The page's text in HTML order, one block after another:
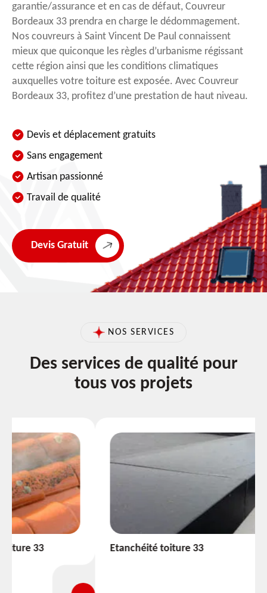
garantie/assurance et en cas de défaut, Couvreur
Bordeaux 33 prendra en charge le dédommagement.
Nos couvreurs à Saint Vincent De Paul connaissent
mieux que quiconque les règles d’urbanisme régissant
cette région ainsi que les conditions climatiques
auxquelles votre toiture est exposée. Avec Couvreur
Bordeaux 33, profitez d’une prestation de haut niveau.
Devis et déplacement gratuits
Sans engagement
Artisan passionné
Travail de qualité
Devis Gratuit
NOS SERVICES
Des services de qualité pour
tous vos projets
Etanchéité toiture 33